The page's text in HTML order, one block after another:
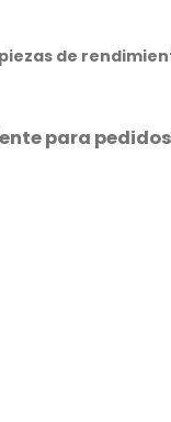
de
para